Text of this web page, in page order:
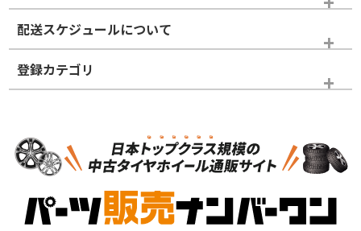
※商品ランクは出品者の主観により判断しておりますので、あら
かじめご了承ください。
ホイールランク
S
品）
S
新車外し品（新古
付き
配送スケジュールについて
登録カテゴリ
タイヤホイールセット